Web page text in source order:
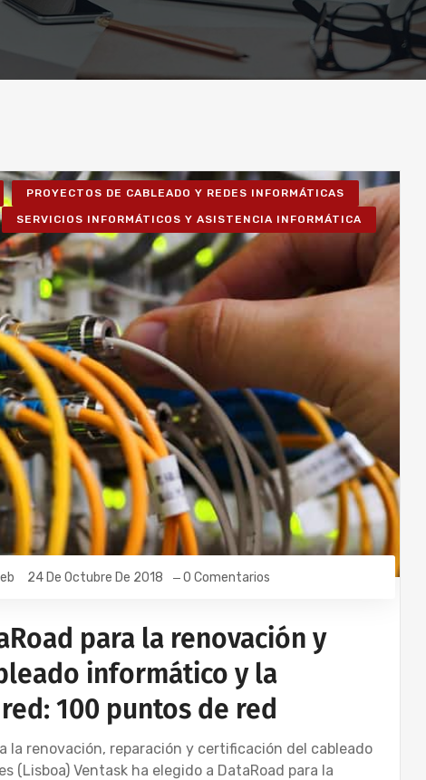
PROYECTOS DE CABLEADO Y REDES INFORMÁTICAS
SERVICIOS INFORMÁTICOS Y ASISTENCIA INFORMÁTICA
24 De Octubre De 2018 0 Comentarios
para la renovación y
informático y la
100 puntos de red
la renovación, reparación y certificación del cableado
(Lisboa) Ventask ha elegido a DataRoad para la